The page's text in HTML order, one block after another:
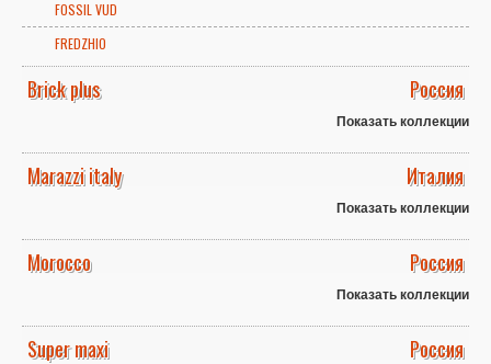
FOSSIL VUD
FREDZHIO
Brick plus Россия
Показать коллекции
Marazzi italy Италия
Показать коллекции
Morocco Россия
Показать коллекции
Super maxi Россия